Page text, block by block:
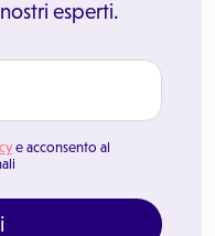
esperti.
e acconsento al